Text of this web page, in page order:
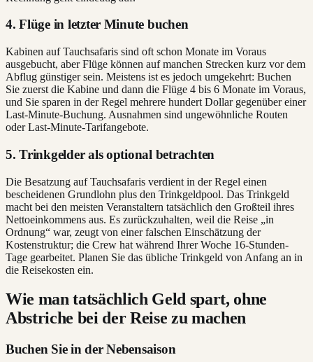
4. Flüge in letzter Minute buchen
Kabinen auf Tauchsafaris sind oft schon Monate im Voraus
ausgebucht, aber Flüge können auf manchen Strecken kurz vor dem
Abflug günstiger sein. Meistens ist es jedoch umgekehrt: Buchen
Sie zuerst die Kabine und dann die Flüge 4 bis 6 Monate im Voraus,
und Sie sparen in der Regel mehrere hundert Dollar gegenüber einer
Last-Minute-Buchung. Ausnahmen sind ungewöhnliche Routen
oder Last-Minute-Tarifangebote.
5. Trinkgelder als optional betrachten
Die Besatzung auf Tauchsafaris verdient in der Regel einen
bescheidenen Grundlohn plus den Trinkgeldpool. Das Trinkgeld
macht bei den meisten Veranstaltern tatsächlich den Großteil ihres
Nettoeinkommens aus. Es zurückzuhalten, weil die Reise „in
Ordnung“ war, zeugt von einer falschen Einschätzung der
Kostenstruktur; die Crew hat während Ihrer Woche 16-Stunden-
Tage gearbeitet. Planen Sie das übliche Trinkgeld von Anfang an in
die Reisekosten ein.
Wie man tatsächlich Geld spart, ohne
Abstriche bei der Reise zu machen
Buchen Sie in der Nebensaison